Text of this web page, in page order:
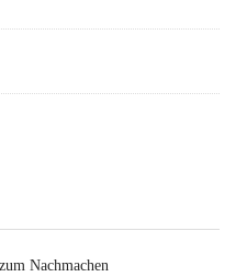
Nachmachen